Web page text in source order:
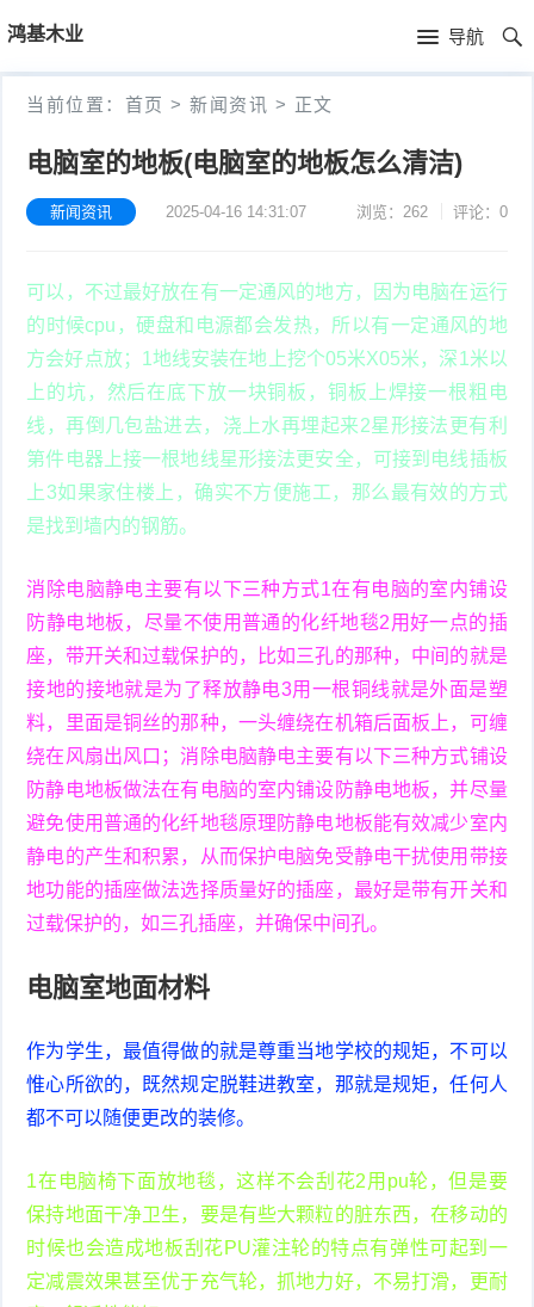
鸿基木业 导航
首
页
首
当前位置： 首页 > 新闻资讯 > 正文
电脑室的地板(电脑室的地板怎么清洁)
新闻资讯 2025-04-16 14:31:07 浏览：262 评论：0
可以，不过最好放在有一定通风的地方，因为电脑在运行
的时候cpu，硬盘和电源都会发热，所以有一定通风的地
方会好点放；1地线安装在地上挖个05米X05米，深1米以
上的坑，然后在底下放一块铜板，铜板上焊接一根粗电
线，再倒几包盐进去，浇上水再埋起来2星形接法更有利
第件电器上接一根地线星形接法更安全，可接到电线插板
上3如果家住楼上，确实不方便施工，那么最有效的方式
是找到墙内的钢筋。
消除电脑静电主要有以下三种方式1在有电脑的室内铺设
防静电地板，尽量不使用普通的化纤地毯2用好一点的插
座，带开关和过载保护的，比如三孔的那种，中间的就是
接地的接地就是为了释放静电3用一根铜线就是外面是塑
料，里面是铜丝的那种，一头缠绕在机箱后面板上，可缠
绕在风扇出风口；消除电脑静电主要有以下三种方式铺设
防静电地板做法在有电脑的室内铺设防静电地板，并尽量
避免使用普通的化纤地毯原理防静电地板能有效减少室内
静电的产生和积累，从而保护电脑免受静电干扰使用带接
地功能的插座做法选择质量好的插座，最好是带有开关和
过载保护的，如三孔插座，并确保中间孔。
电脑室地面材料
作为学生，最值得做的就是尊重当地学校的规矩，不可以
惟心所欲的，既然规定脱鞋进教室，那就是规矩，任何人
都不可以随便更改的装修。
1在电脑椅下面放地毯，这样不会刮花2用pu轮，但是要
保持地面干净卫生，要是有些大颗粒的脏东西，在移动的
时候也会造成地板刮花PU灌注轮的特点有弹性可起到一
定减震效果甚至优于充气轮，抓地力好，不易打滑，更耐